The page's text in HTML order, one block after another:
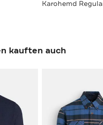
Karohemd
kauften auch